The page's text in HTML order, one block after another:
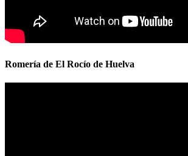
Romería de El Rocío de Huelva